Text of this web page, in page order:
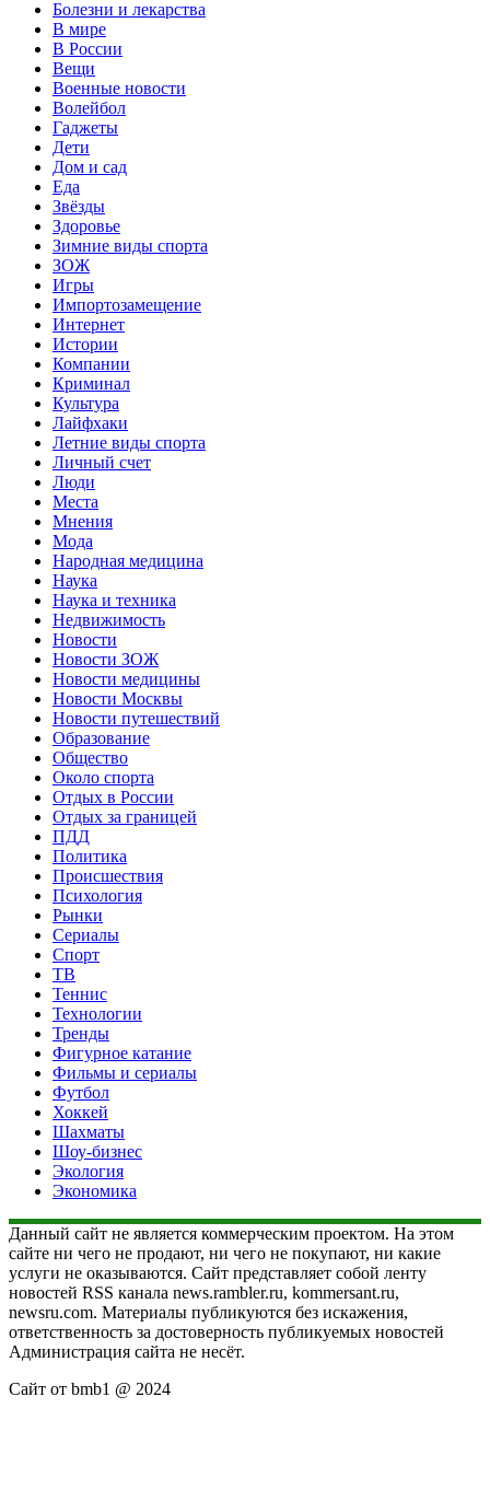
Болезни и лекарства
В мире
В России
Вещи
Военные новости
Волейбол
Гаджеты
Дети
Дом и сад
Еда
Звёзды
Здоровье
Зимние виды спорта
ЗОЖ
Игры
Импортозамещение
Интернет
Истории
Компании
Криминал
Культура
Лайфхаки
Летние виды спорта
Личный счет
Люди
Места
Мнения
Мода
Народная медицина
Наука
Наука и техника
Недвижимость
Новости
Новости ЗОЖ
Новости медицины
Новости Москвы
Новости путешествий
Образование
Общество
Около спорта
Отдых в России
Отдых за границей
ПДД
Политика
Происшествия
Психология
Рынки
Сериалы
Спорт
ТВ
Теннис
Технологии
Тренды
Фигурное катание
Фильмы и сериалы
Футбол
Хоккей
Шахматы
Шоу-бизнес
Экология
Экономика
Данный сайт не является коммерческим проектом. На этом
сайте ни чего не продают, ни чего не покупают, ни какие
услуги не оказываются. Сайт представляет собой ленту
новостей RSS канала news.rambler.ru, kommersant.ru,
newsru.com. Материалы публикуются без искажения,
ответственность за достоверность публикуемых новостей
Администрация сайта не несёт.
Сайт от bmb1 @ 2024